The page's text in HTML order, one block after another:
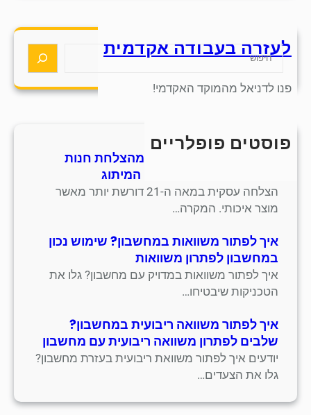
h
לעזרה בעבודה אקדמית
פנו לדניאל מהמוקד האקדמי!
S
a
פוסטים פופלריים
חמש אסטרטגיות למידה מהצלחת חנות
סנדלים מסורתית בתחום המיתוג
הצלחה עסקית במאה ה-21 דורשת יותר מאשר
מוצר איכותי. המקרה…
איך לפתור משוואות במחשבון? שימוש נכון
במחשבון לפתרון משוואות
איך לפתור משוואות במדויק עם מחשבון? גלו את
הטכניקות שיבטיחו…
איך לפתור משוואה ריבועית במחשבון?
שלבים לפתרון משוואה ריבועית עם מחשבון
יודעים איך לפתור משוואת ריבועית בעזרת מחשבון?
גלו את הצעדים…